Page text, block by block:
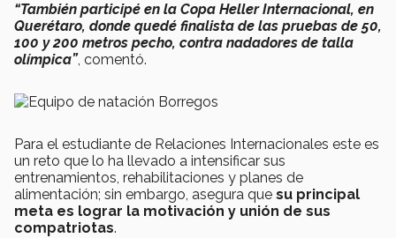
“También participé en la Copa Heller Internacional, en
Querétaro, donde quedé finalista de las pruebas de 50,
100 y 200 metros pecho, contra nadadores de talla
olímpica”, comentó.
Para el estudiante de Relaciones Internacionales este es
un reto que lo ha llevado a intensificar sus
entrenamientos, rehabilitaciones y planes de
alimentación; sin embargo, asegura que su principal
meta es lograr la motivación y unión de sus
compatriotas.